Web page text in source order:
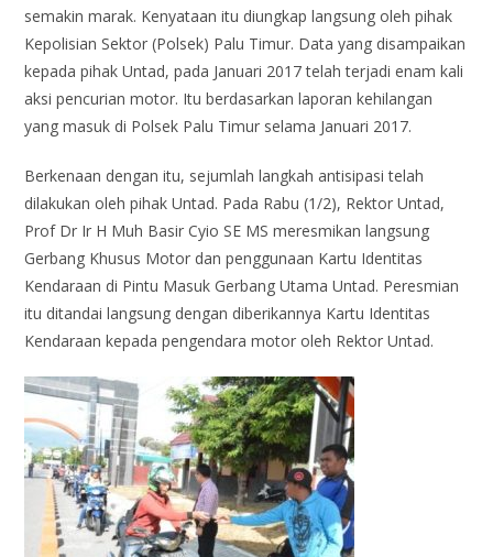
semakin marak. Kenyataan itu diungkap langsung oleh pihak
Kepolisian Sektor (Polsek) Palu Timur. Data yang disampaikan
kepada pihak Untad, pada Januari 2017 telah terjadi enam kali
aksi pencurian motor. Itu berdasarkan laporan kehilangan
yang masuk di Polsek Palu Timur selama Januari 2017.
Berkenaan dengan itu, sejumlah langkah antisipasi telah
dilakukan oleh pihak Untad. Pada Rabu (1/2), Rektor Untad,
Prof Dr Ir H Muh Basir Cyio SE MS meresmikan langsung
Gerbang Khusus Motor dan penggunaan Kartu Identitas
Kendaraan di Pintu Masuk Gerbang Utama Untad. Peresmian
itu ditandai langsung dengan diberikannya Kartu Identitas
Kendaraan kepada pengendara motor oleh Rektor Untad.